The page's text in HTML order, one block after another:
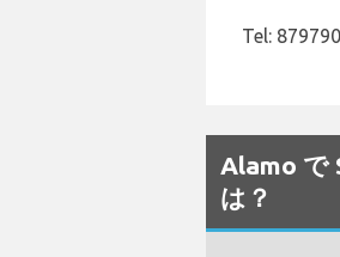
Tel:
Alamo で
は？